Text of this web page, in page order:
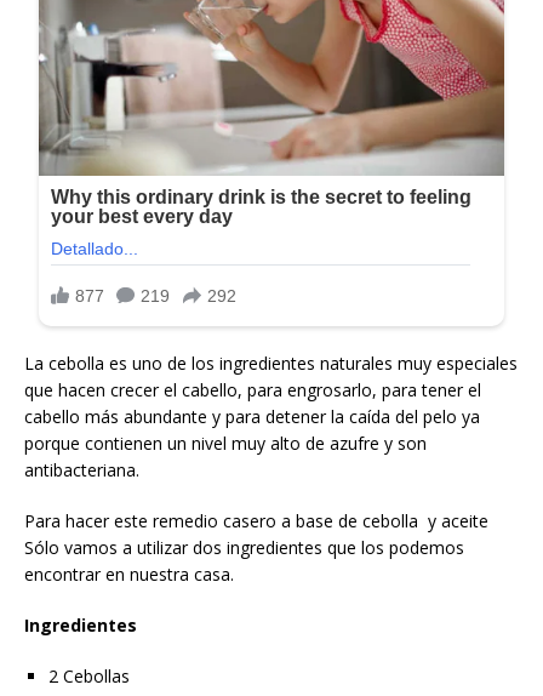
La cebolla es uno de los ingredientes naturales muy especiales
que hacen crecer el cabello, para engrosarlo, para tener el
cabello más abundante y para detener la caída del pelo ya
porque contienen un nivel muy alto de azufre y son
antibacteriana.
Para hacer este remedio casero a base de cebolla y aceite
Sólo vamos a utilizar dos ingredientes que los podemos
encontrar en nuestra casa.
Ingredientes
2 Cebollas